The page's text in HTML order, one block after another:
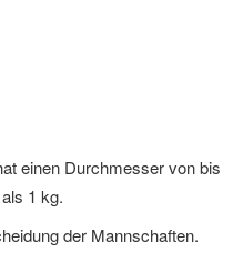
einen Durchmesser von bis
1 kg.
der Mannschaften.